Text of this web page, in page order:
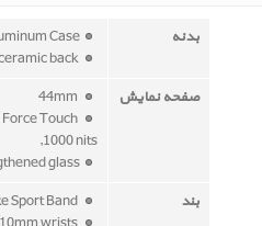
بدنه
Case
صفحه نمایش
Touch
,1000 nits
glass
بند